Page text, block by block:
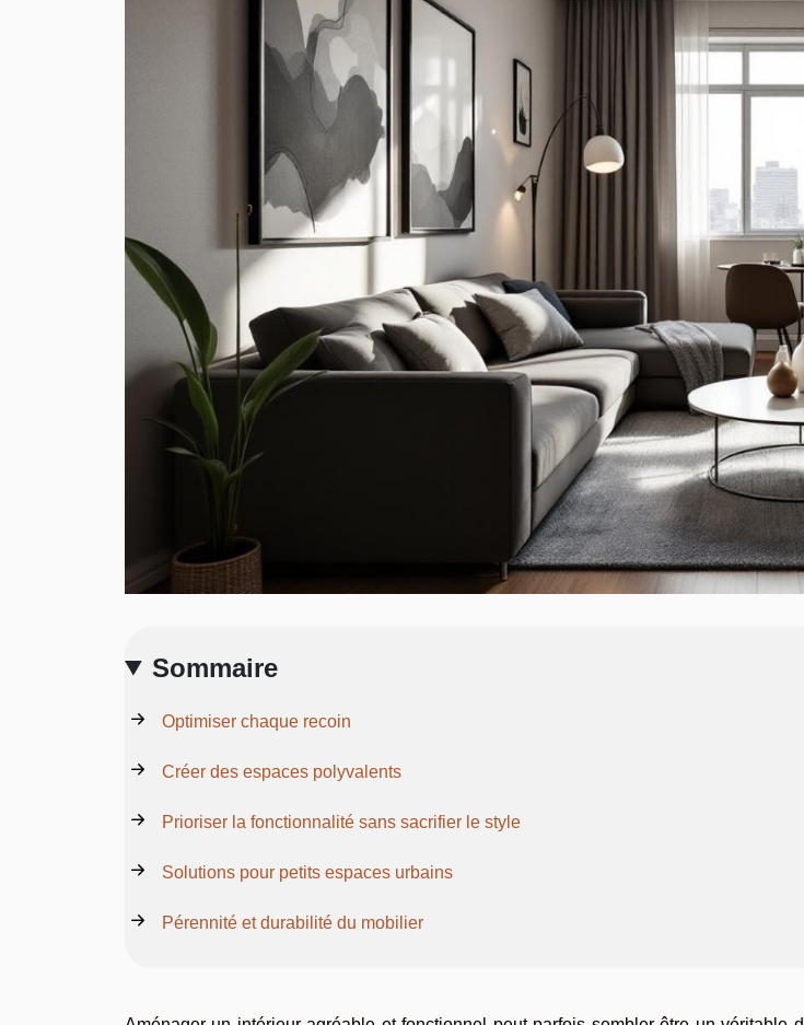
Sommaire
Optimiser chaque recoin
Créer des espaces polyvalents
Prioriser la fonctionnalité sans sacrifier le style
Solutions pour petits espaces urbains
Pérennité et durabilité du mobilier